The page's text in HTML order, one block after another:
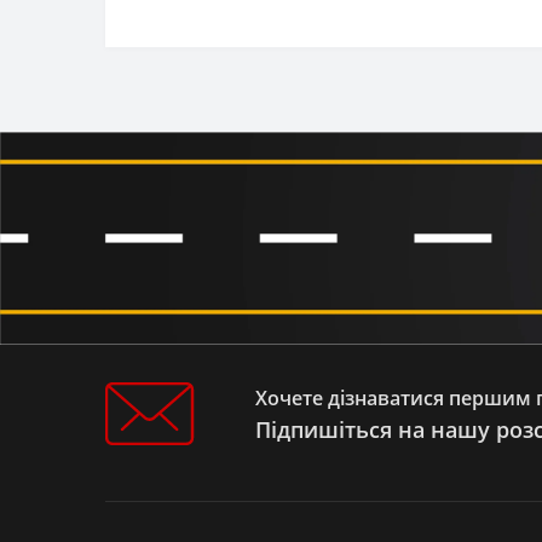
FIT/DINGO/DINGO XL MT 110/125
Квадроцикл ATV SHINERAY HARDY
Квадроцикл ATV SHARX 200
Квадроцикл ATV SEGWAY SNARLER
Квадроцикл ATV ORIX 125/150
Квадроцикл ATV ODES TERRAIN
BOOSTER 800 4X4
Хочете дізнаватися першим
Підпишіться на нашу